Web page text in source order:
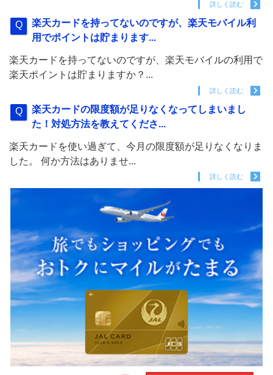
詳しく読む
楽天カードを持ってないのですが、楽天モバイル利
用でポイントは貯まります...
楽天カードを持ってないのですが、楽天モバイルの利用で
楽天ポイントは貯まりますか？...
詳しく読む
楽天カードの限度額が足りなくなってしまいまし
た！対処方法を教えてくださ...
楽天カードを使い過ぎて、今月の限度額が足りなくなりま
した。 何か方法はありませ...
詳しく読む